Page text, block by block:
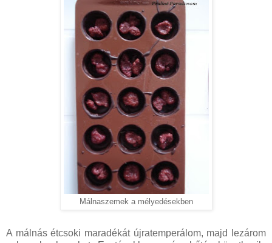
Málnaszemek a mélyedésekben
A málnás étcsoki maradékát újratemperálom, majd lezárom